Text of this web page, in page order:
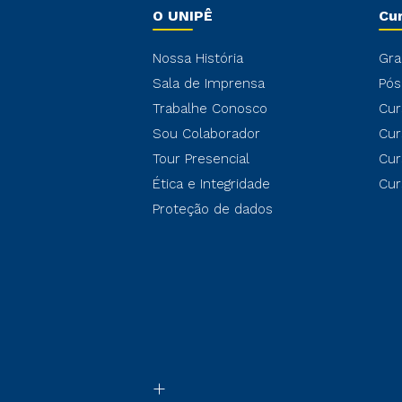
O UNIPÊ
Nossa História
Sala de Imprensa
Trabalhe Conosco
Sou Colaborador
Tour Presencial
Ética e Integridade
Proteção de dados